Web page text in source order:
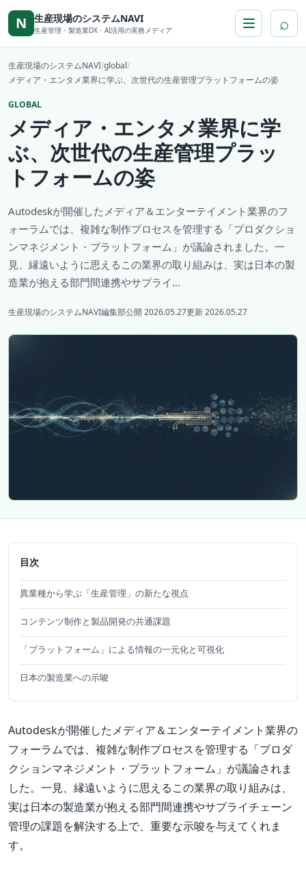
本文へ移動
N 生産現場のシステムNAVI
生産管理・製造業DX・AI活用の実務メディア ⌕
生産現場のシステムNAVI/global/
メディア・エンタメ業界に学ぶ、次世代の生産管理プラットフォームの姿
GLOBAL
メディア・エンタメ業界に学
ぶ、次世代の生産管理プラッ
トフォームの姿
Autodeskが開催したメディア＆エンターテイメント業界のフ
ォーラムでは、複雑な制作プロセスを管理する「プロダクショ
ンマネジメント・プラットフォーム」が議論されました。一
見、縁遠いように思えるこの業界の取り組みは、実は日本の製
造業が抱える部門間連携やサプライ...
生産現場のシステムNAVI編集部公開 2026.05.27更新 2026.05.27
目次
異業種から学ぶ「生産管理」の新たな視点
コンテンツ制作と製品開発の共通課題
「プラットフォーム」による情報の一元化と可視化
日本の製造業への示唆
Autodeskが開催したメディア＆エンターテイメント業界の
フォーラムでは、複雑な制作プロセスを管理する「プロダ
クションマネジメント・プラットフォーム」が議論されま
した。一見、縁遠いように思えるこの業界の取り組みは、
実は日本の製造業が抱える部門間連携やサプライチェーン
管理の課題を解決する上で、重要な示唆を与えてくれま
す。